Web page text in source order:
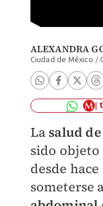
ALEXANDRA
Ciudad de México /
La salud de
sido
desde
someterse